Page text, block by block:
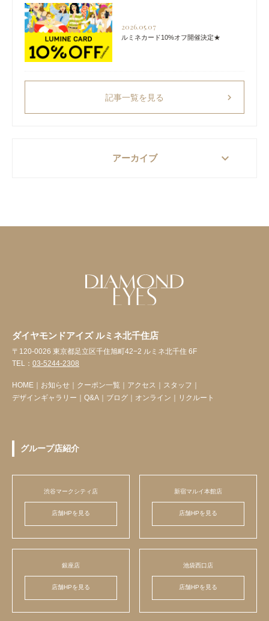
2026.05.07
ルミネカード10%オフ開催決定★
記事一覧を見る chevron_right
アーカイブ keyboard_arrow_down
ダイヤモンドアイズ ルミネ北千住店
〒120-0026 東京都足立区千住旭町42−2 ルミネ北千住 6F
TEL： 03-5244-2308
HOME お知らせ クーポン一覧 アクセス スタッフ
デザインギャラリー
Q&A ブログ オンライン リクルート
グループ店紹介
渋谷マークシティ店
店舗HPを見る
新宿マルイ本館店
店舗HPを見る
銀座店
店舗HPを見る
池袋西口店
店舗HPを見る